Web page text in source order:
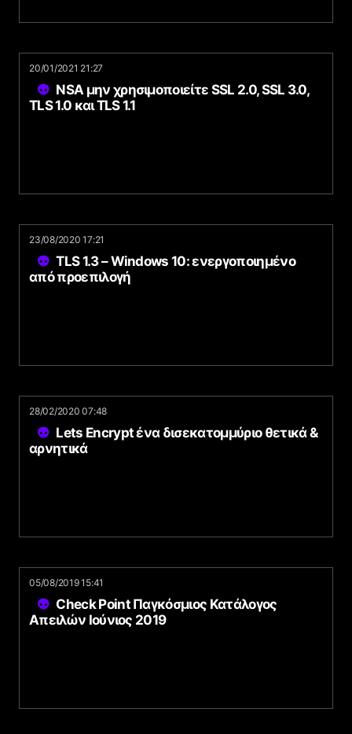
20/01/2021 21:27
NSA μην χρησιμοποιείτε SSL 2.0, SSL 3.0,
TLS 1.0 και TLS 1.1
23/08/2020 17:21
TLS 1.3 – Windows 10: ενεργοποιημένο
από προεπιλογή
28/02/2020 07:48
Lets Encrypt ένα δισεκατομμύριο θετικά &
αρνητικά
05/08/2019 15:41
Check Point Παγκόσμιος Κατάλογος
Απειλών Ιούνιος 2019